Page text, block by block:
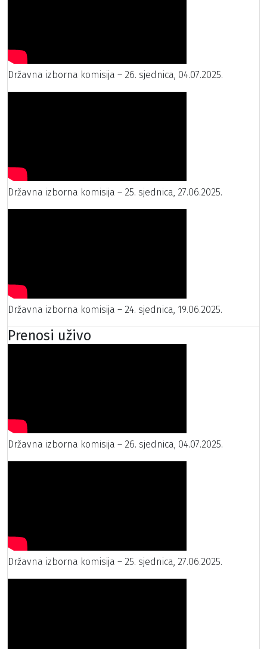
Državna izborna komisija – 26. sjednica, 04.07.2025.
Državna izborna komisija – 25. sjednica, 27.06.2025.
Državna izborna komisija – 24. sjednica, 19.06.2025.
Prenosi uživo
Državna izborna komisija – 26. sjednica, 04.07.2025.
Državna izborna komisija – 25. sjednica, 27.06.2025.